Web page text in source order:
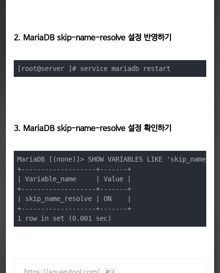
2. MariaDB skip-name-resolve 설정 반영하기
[root@server ]# service mariadb restart
3. MariaDB skip-name-resolve 설정 확인하기
MariaDB [(none)]> SHOW VARIABLES LIKE
+-------------------+-------+
| Variable_name     | Value |
+-------------------+-------+
| skip_name_resolve | ON    |
+-------------------+-------+
1 row in set (0.001 sec)